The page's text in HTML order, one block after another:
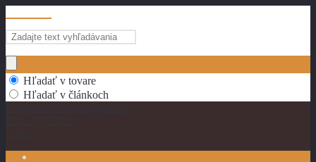
Hľadať v tovare
Hľadať v článkoch